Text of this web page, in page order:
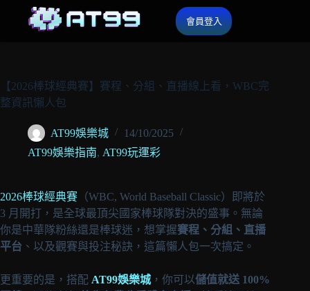
會員登入
【2026棒球經典賽】賽程、分組、直播線上看，WBC完
整資訊懶人包
AT99娛樂城
14/10/2025
AT99娛樂指南, AT99玩運彩
2026棒球經典賽 （WBC, World Baseball Classic）即將於
3 月開打，是全球最頂尖國家棒球隊對決的盛事。無論
你是中華隊粉絲還是棒球迷，想掌握賽程、分組、直播
平台 、以及觀賽與投注秘訣，這篇懶人包一次搞定。
更重要的是，搭配 AT99娛樂城，你可以儲值就送 100%